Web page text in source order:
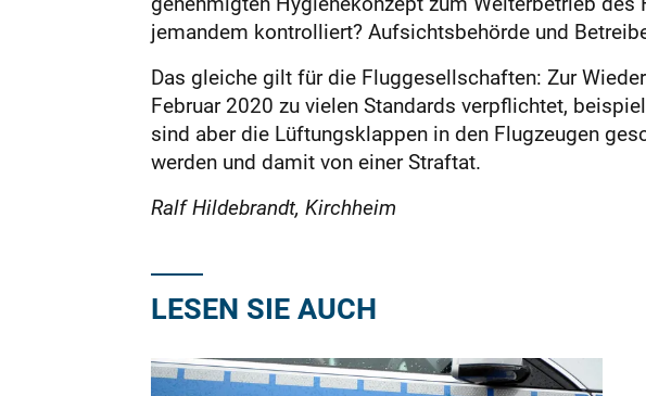
jemandem kontrolliert? Aufsichtsbehörde und
Das gleiche gilt für die Fluggesellschaften: Zur
Februar 2020 zu vielen Standards verpflichtet,
sind aber die Lüftungsklappen in den Flugzeugen
werden und damit von einer Straftat.
Ralf Hildebrandt, Kirchheim
LESEN SIE AUCH